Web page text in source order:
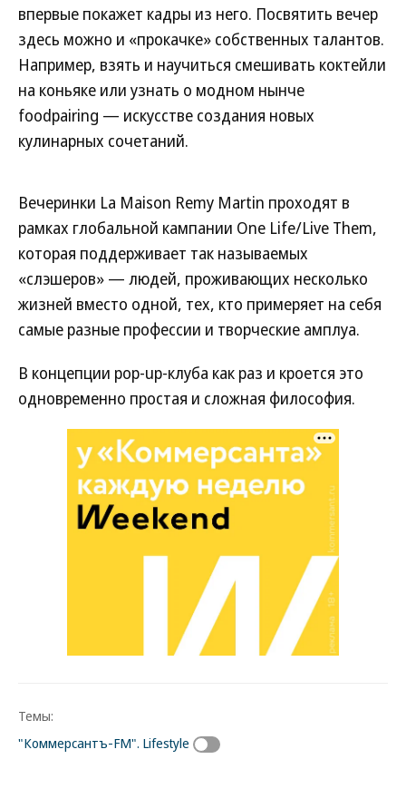
впервые покажет кадры из него. Посвятить вечер
здесь можно и «прокачке» собственных талантов.
Например, взять и научиться смешивать коктейли
на коньяке или узнать о модном нынче
foodpairing — искусстве создания новых
кулинарных сочетаний.
Вечеринки La Maison Remy Martin проходят в
рамках глобальной кампании One Life/Live Them,
которая поддерживает так называемых
«слэшеров» — людей, проживающих несколько
жизней вместо одной, тех, кто примеряет на себя
самые разные профессии и творческие амплуа.
В концепции pop-up-клуба как раз и кроется это
одновременно простая и сложная философия.
Темы:
"Коммерсантъ-FM". Lifestyle